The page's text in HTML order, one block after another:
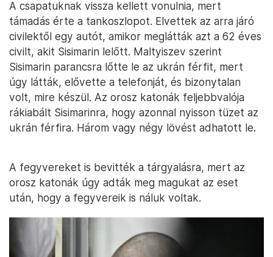
A csapatuknak vissza kellett vonulnia, mert
támadás érte a tankoszlopot. Elvettek az arra járó
civilektől egy autót, amikor meglátták azt a 62 éves
civilt, akit Sisimarin lelőtt. Maltyiszev szerint
Sisimarin parancsra lőtte le az ukrán férfit, mert
úgy látták, elővette a telefonját, és bizonytalan
volt, mire készül. Az orosz katonák feljebbvalója
rákiabált Sisimarinra, hogy azonnal nyisson tüzet az
ukrán férfira. Három vagy négy lövést adhatott le.
A fegyvereket is bevitték a tárgyalásra, mert az
orosz katonák úgy adták meg magukat az eset
után, hogy a fegyvereik is náluk voltak.